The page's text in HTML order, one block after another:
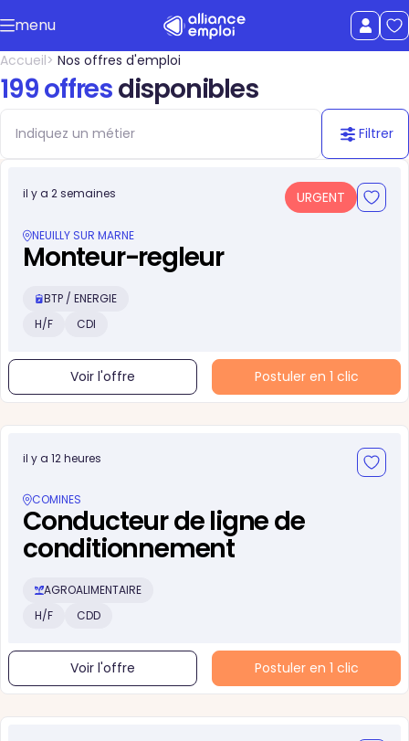
Accéder au contenu principal
Afficher le
menu
le menu
Accueil Nos offres d'emploi
199 offresdisponibles
Filtrer
il y a 2 semaines URGENT
NEUILLY SUR MARNE
Monteur-regleur
BTP / ENERGIE
H/F
CDI
Voir l'offre Postuler en 1 clic
il y a 12 heures
COMINES
Conducteur de ligne de
conditionnement
AGROALIMENTAIRE
H/F
CDD
Voir l'offre Postuler en 1 clic